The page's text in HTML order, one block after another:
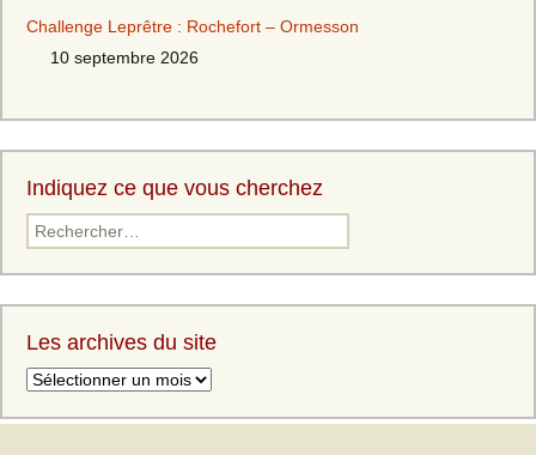
Challenge Leprêtre : Rochefort – Ormesson
10 septembre 2026
Indiquez ce que vous cherchez
Les archives du site